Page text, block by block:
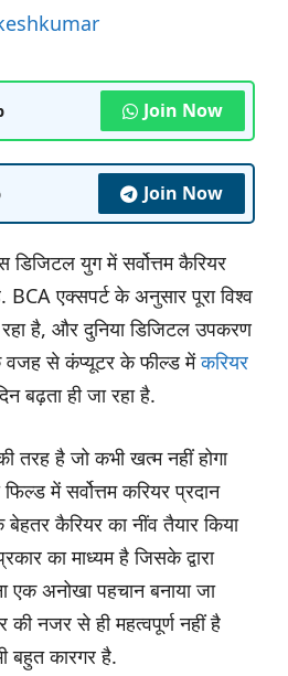
Join Now
Join Now
युग में सर्वोत्तम कैरियर
BCA एक्सपर्ट के अनुसार पूरा विश्व
है, और दुनिया डिजिटल उपकरण
वजह से कंप्यूटर के फील्ड मेंकरियर
बढ़ता ही जा रहा है.
तरह है जो कभी खत्म नहीं होगा
में सर्वोत्तम करियर प्रदान
कैरियर का नींव तैयार किया
का माध्यम है जिसके द्वारा
एक अनोखा पहचान बनाया जा
की नजर से ही महत्वपूर्ण नहीं है
बहुत कारगर है.